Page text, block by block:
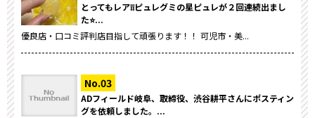
とってもレア❕❕ピュレグミの星ピュレが２回連続出まし
た⭐...
優良店・口コミ評判店目指して頑張ります！！ 可児市・美...
ADフィールド岐阜、取締役、渋谷耕平さんにポスティン
グを依頼しました。...